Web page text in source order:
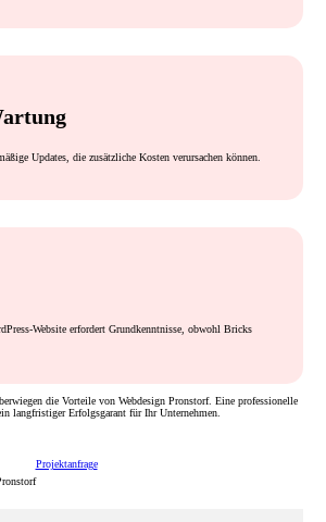
Updates, die zusätzliche Kosten verursachen können.
Website erfordert Grundkenntnisse, obwohl Bricks
die Vorteile von Webdesign Pronstorf. Eine professionelle
langfristiger Erfolgsgarant für Ihr Unternehmen.
Projektanfrage